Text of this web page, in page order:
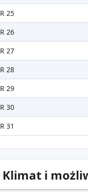
25
26
27
28
29
30
31
Klimat i